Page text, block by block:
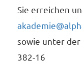
Sie erreichen
sowie unter
382-16